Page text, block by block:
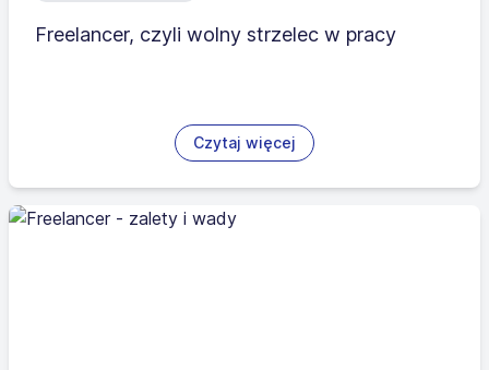
Freelancer, czyli wolny strzelec w pracy
Czytaj więcej